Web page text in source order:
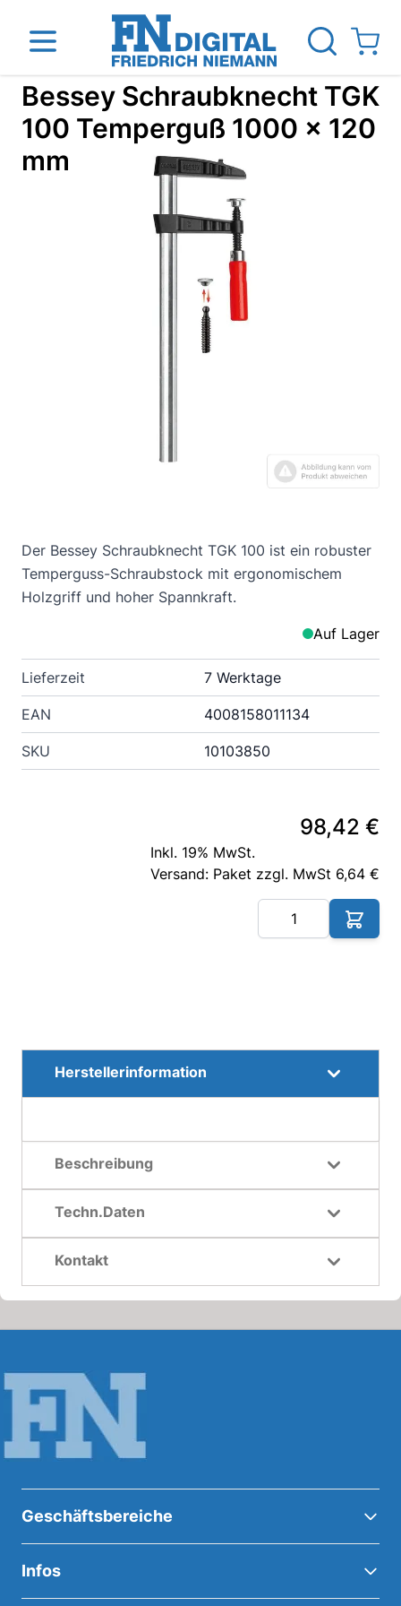
Direkt zum Inhalt
Das Unternehmen
View
Bessey Schraubknecht TGK
100 Temperguß 1000 x 120
mm
Der Bessey Schraubknecht TGK 100 ist ein robuster
Temperguss-Schraubstock mit ergonomischem
Holzgriff und hoher Spannkraft.
Auf Lager
Lieferzeit 7 Werktage
EAN 4008158011134
SKU 10103850
98,42 €
Inkl. 19% MwSt.
Versand: Paket zzgl. MwSt 6,64 €
Herstellerinformation
Beschreibung
Techn.Daten
Kontakt
Geschäftsbereiche
Infos